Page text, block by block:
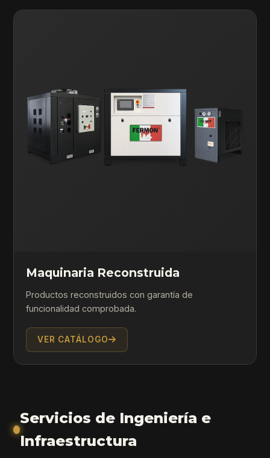
Maquinaria Reconstruida
Productos reconstruidos con garantía de
funcionalidad comprobada.
VER CATÁLOGO
Servicios de Ingeniería e
Infraestructura